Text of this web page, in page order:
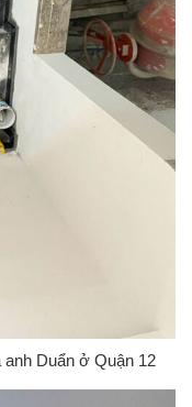
Duẩn ở Quận 12